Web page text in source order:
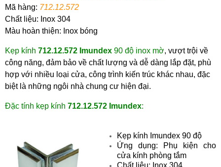
Mã hàng: 712.12.572
Chất liệu: Inox 304
Màu hoàn thiện: Inox bóng
Kẹp kính 712.12.572 Imundex 90 độ inox mờ, vượt trội về
công năng, đảm bảo về chất lượng và dễ dàng lắp đặt, phù
hợp với nhiều loại cửa, công trình kiến trúc khác nhau, đặc
biệt là những ngôi nhà chung cư hiện đại.
Đặc tính kẹp kính 712.12.572 Imundex:
Kẹp kính Imundex 90 độ
Ứng dụng: Phụ kiện cho
cửa kính phòng tắm
Chất liệu: Inox 304